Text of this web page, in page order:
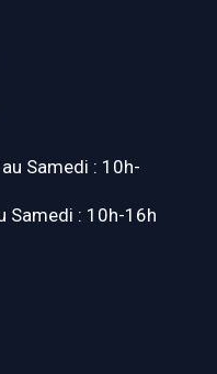
Samedi : 10h-
Samedi : 10h-16h